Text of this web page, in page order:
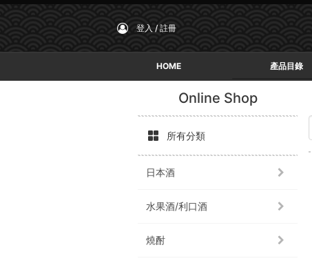
登入 / 註冊
HOME 產品目錄
Online Shop
所有分類
日本酒
水果酒/利口酒
燒酎